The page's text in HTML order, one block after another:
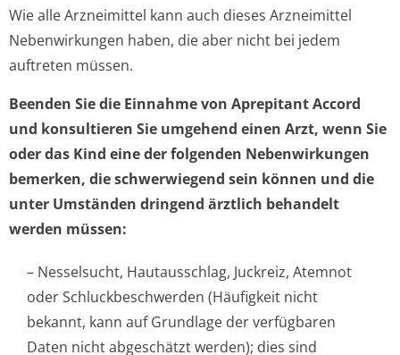
Wie alle Arzneimittel kann auch dieses Arzneimittel
Nebenwirkungen haben, die aber nicht bei jedem
auftreten müssen.
Beenden Sie die Einnahme von Aprepitant Accord
und konsultieren Sie umgehend einen Arzt, wenn Sie
oder das Kind eine der folgenden Nebenwirkungen
bemerken, die schwerwiegend sein können und die
unter Umständen dringend ärztlich behandelt
werden müssen:
– Nesselsucht, Hautausschlag, Juckreiz, Atemnot
oder Schluckbeschwerden (Häufigkeit nicht
bekannt, kann auf Grundlage der verfügbaren
Daten nicht abgeschätzt werden); dies sind